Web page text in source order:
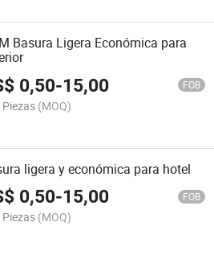
Basura Ligera Económica para
0,50-15,00 FOB
(MOQ)
ligera y económica para hotel
0,50-15,00 FOB
(MOQ)